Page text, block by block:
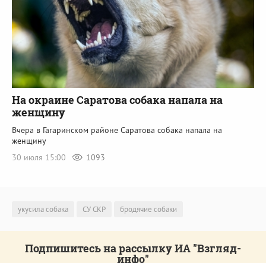
На окраине Саратова собака напала на
женщину
Вчера в Гагаринском районе Саратова собака напала на
женщину
30 июля 15:00
1093
укусила собака СУ СКР бродячие собаки
Подпишитесь на рассылку ИА "Взгляд-
инфо"